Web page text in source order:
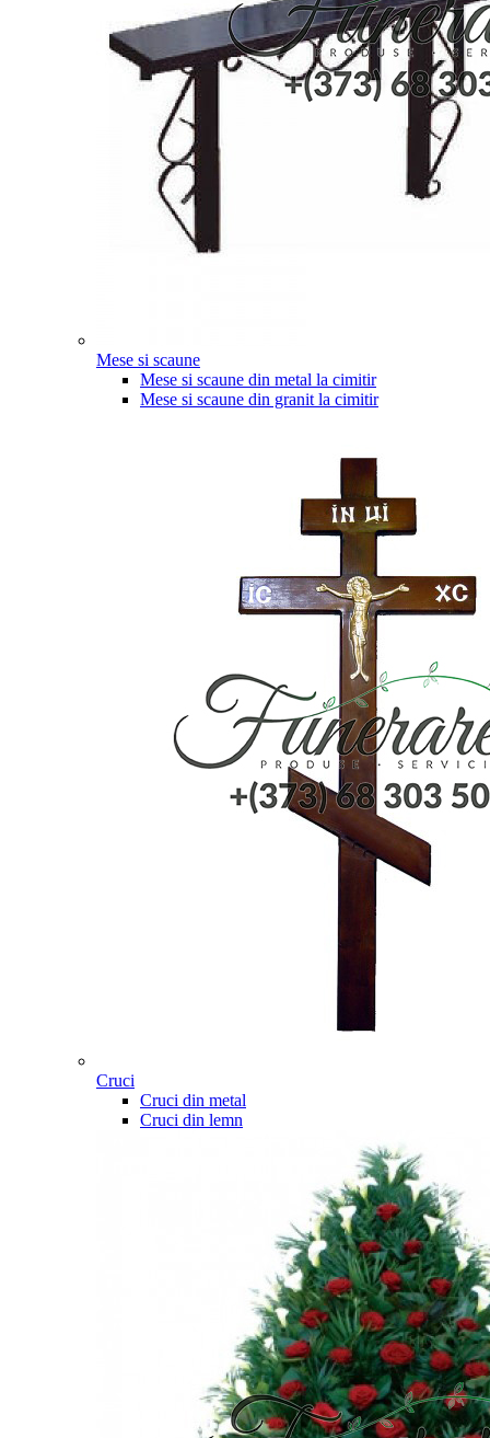
Mese si scaune
Mese si scaune din metal la cimitir
Mese si scaune din granit la cimitir
Cruci
Cruci din metal
Cruci din lemn